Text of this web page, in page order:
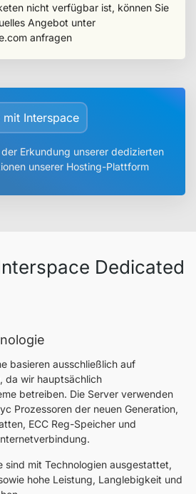
nicht verfügbar ist, können Sie
Angebot unter
anfragen
Interspace
Erkundung unserer dedizierten
unserer Hosting-Plattform
Dedicated
basieren ausschließlich auf
da wir hauptsächlich
betreiben. Die Server verwenden
Prozessoren der neuen Generation,
ECC Reg-Speicher und
sind mit Technologien ausgestattet,
hohe Leistung, Langlebigkeit und